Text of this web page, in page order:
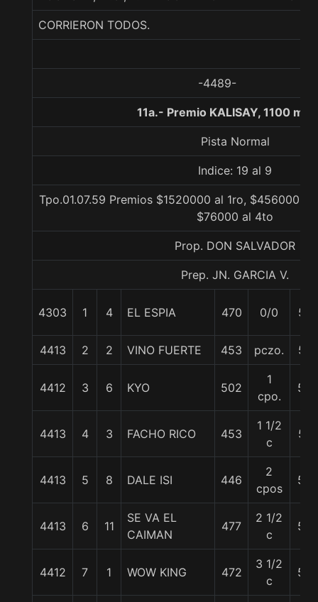
CORRIERON TODOS.
-4489-
11a.- Premio KALISAY, 1100
Pista Normal
Indice: 19 al 9
Tpo.01.07.59 Premios $1520000 al 1ro, $456000
$76000 al 4to
Prop. DON SALVADOR
Prep. JN. GARCIA V.
4303 1 4 EL ESPIA 470 0/0 57
4413 2 2 VINO FUERTE 453 pczo. 57
4412 3 6 KYO 502
1
cpo.
54
4413 4 3 FACHO RICO 453
1 1/2
c
57
4413 5 8 DALE ISI 446
2
cpos
58
4413 6 11
SE VA EL
CAIMAN
477
2 1/2
c
59
4412 7 1 WOW KING 472
3 1/2
c
58